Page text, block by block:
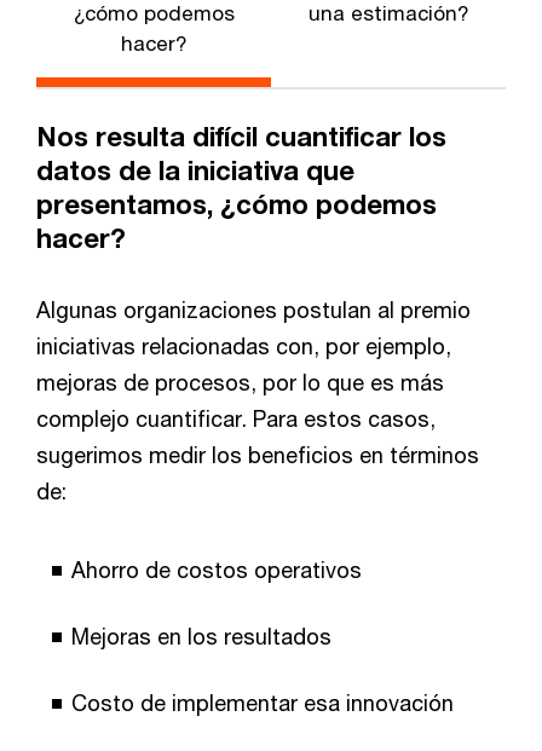
¿cómo podemos
hacer?
una estimación?
Nos resulta difícil cuantificar los
datos de la iniciativa que
presentamos, ¿cómo podemos
hacer?
Algunas organizaciones postulan al premio
iniciativas relacionadas con, por ejemplo,
mejoras de procesos, por lo que es más
complejo cuantificar. Para estos casos,
sugerimos medir los beneficios en términos
de:
Ahorro de costos operativos
Mejoras en los resultados
Costo de implementar esa innovación